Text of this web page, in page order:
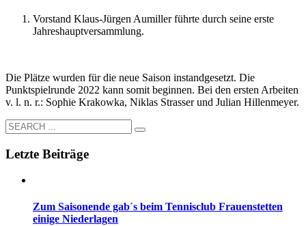
Vorstand Klaus-Jürgen Aumiller führte durch seine erste
Jahreshauptversammlung.
Die Plätze wurden für die neue Saison instandgesetzt. Die
Punktspielrunde 2022 kann somit beginnen. Bei den ersten Arbeiten
v. l. n. r.: Sophie Krakowka, Niklas Strasser und Julian Hillenmeyer.
Letzte Beiträge
Zum Saisonende gab´s beim Tennisclub Frauenstetten
einige Niederlagen